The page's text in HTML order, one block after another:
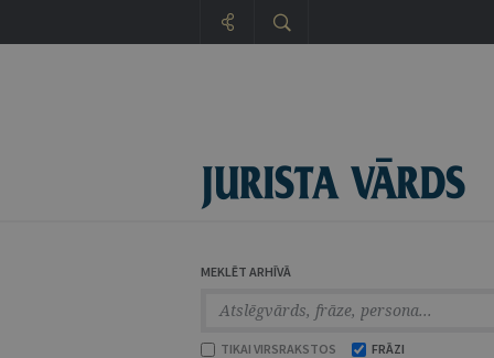
MEKLĒT ARHĪVĀ
TIKAI VIRSRAKSTOS FRĀZI